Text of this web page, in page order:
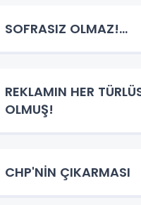
SOFRASIZ OLMAZ!...
REKLAMIN HER
OLMUŞ!
CHP'NİN ÇIKARMASI